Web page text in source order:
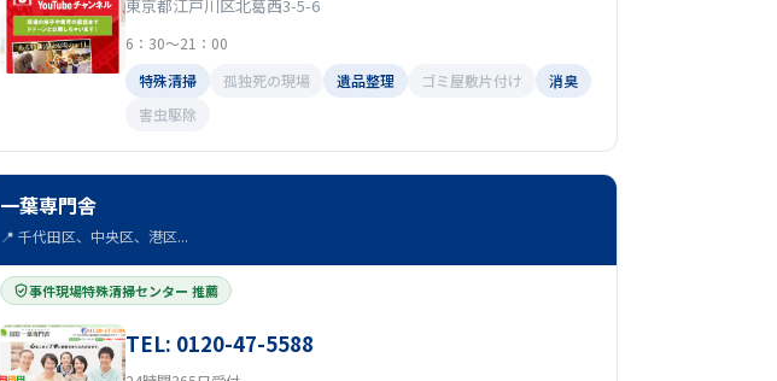
東京都江戸川区北葛西3-5-6
6：30～21：00
特殊清掃
孤独死の現場 遺品整理 ゴミ屋敷片付け
消臭
害虫駆除
一葉専門舎
📍 千代田区、中央区、港区...
事件現場特殊清掃センター 推薦
TEL: 0120-47-5588